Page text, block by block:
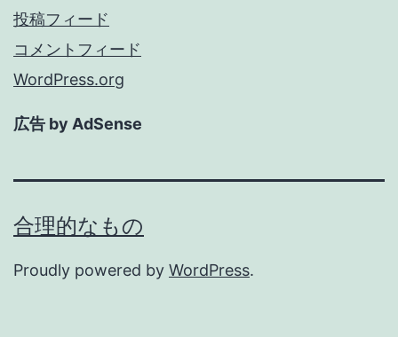
投稿フィード
コメントフィード
WordPress.org
広告 by AdSense
合理的なもの
Proudly powered by WordPress.